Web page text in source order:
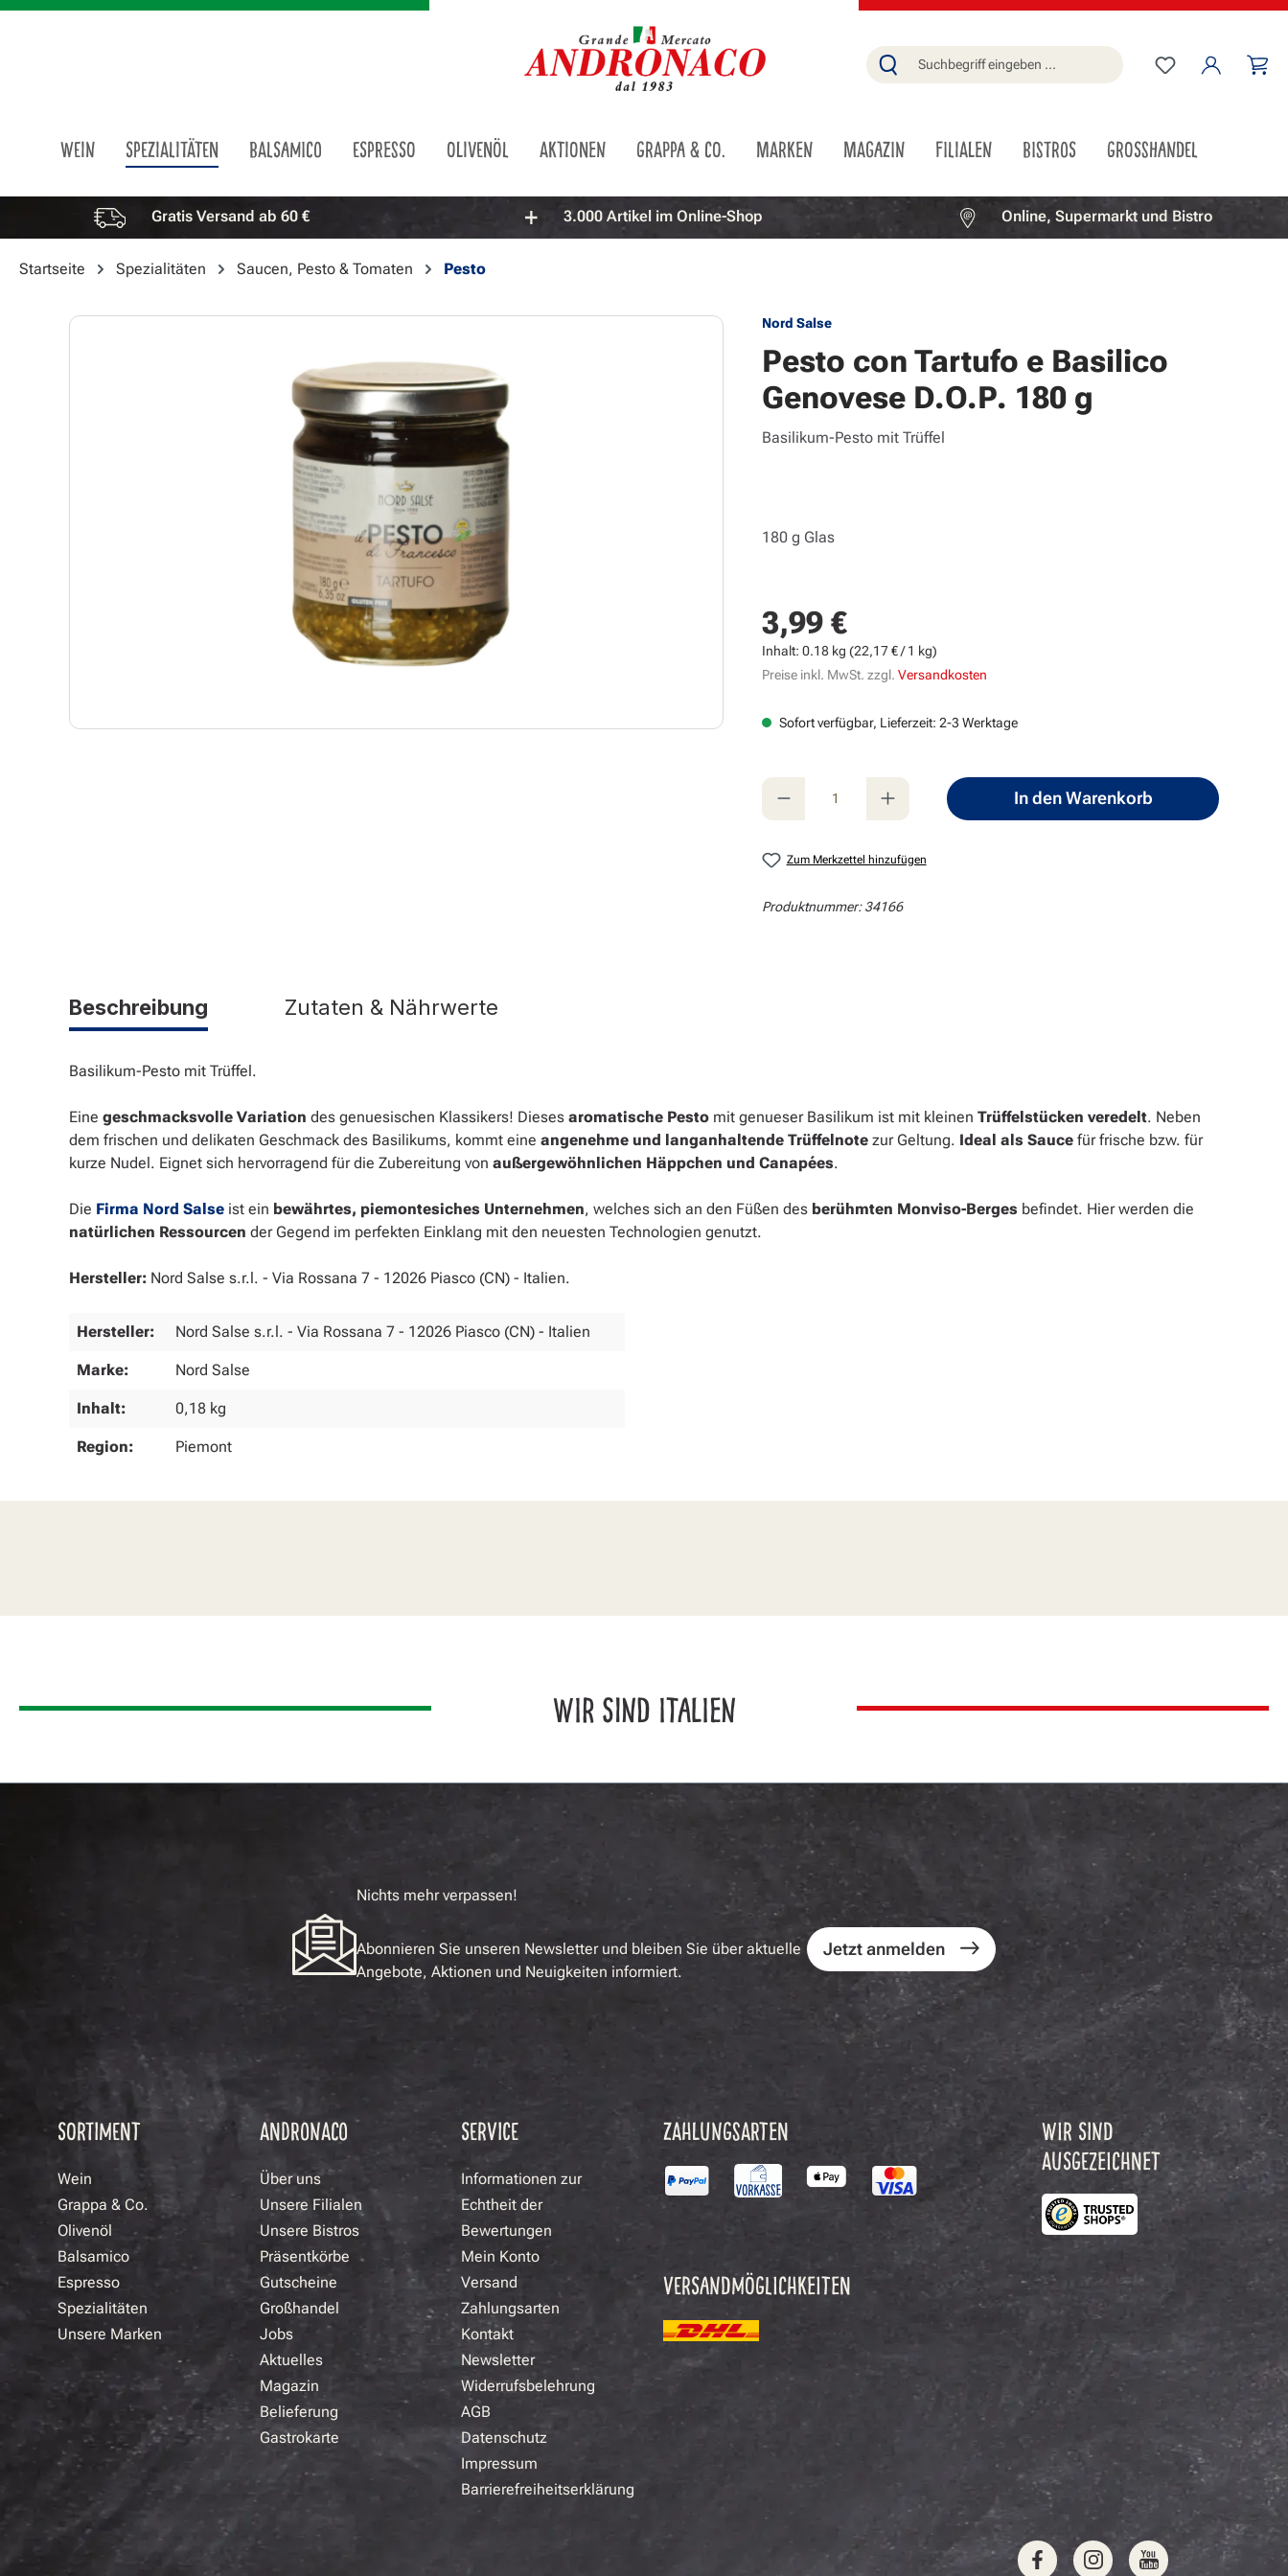
Du hast 0
WEIN SPEZIALITÄTEN BALSAMICO ESPRESSO OLIVENÖL AKTIONEN GRAPPA & CO. MARKEN MAGAZIN FILIALEN BISTROS GROSSHANDEL
Vorteile überspringen Gratis Versand ab 60 € 3.000 Artikel im Online-Shop Online, Supermarkt und Bistro
Startseite Spezialitäten Saucen, Pesto & Tomaten Pesto
Bildergalerie überspringen Nord Salse
Pesto con Tartufo e Basilico
Genovese D.O.P. 180 g
Basilikum-Pesto mit Trüffel
180 g Glas
Regulärer Preis:
3,99 €
Inhalt:0.18 kg(22,17 € / 1 kg)
Preise inkl. MwSt. zzgl.Versandkosten
Sofort verfügbar, Lieferzeit: 2-3 Werktage
Produkt Anzahl: Gib den gewünschten Wert ein
In den Warenkorb
Zum Merkzettel hinzufügen
Produktnummer:34166
Beschreibung Zutaten & Nährwerte
Basilikum-Pesto mit Trüffel.
Eine geschmacksvolle Variation des genuesischen Klassikers! Dieses aromatische Pesto mit genueser Basilikum ist mit kleinen Trüffelstücken veredelt. Neben
dem frischen und delikaten Geschmack des Basilikums, kommt eine angenehme und langanhaltende Trüffelnote zur Geltung. Ideal als Sauce für frische bzw. für
kurze Nudel. Eignet sich hervorragend für die Zubereitung von außergewöhnlichen Häppchen und Canapées.
Die Firma Nord Salse ist ein bewährtes, piemontesiches Unternehmen, welches sich an den Füßen des berühmten Monviso-Berges befindet. Hier werden die
natürlichen Ressourcen der Gegend im perfekten Einklang mit den neuesten Technologien genutzt.
Hersteller: Nord Salse s.r.l. - Via Rossana 7 - 12026 Piasco (CN) - Italien.
Hersteller: Nord Salse s.r.l. - Via Rossana 7 - 12026 Piasco (CN) - Italien
Marke: Nord Salse
Inhalt: 0,18 kg
Region: Piemont
WIR SIND ITALIEN
Nichts mehr verpassen!
Abonnieren Sie unseren Newsletter und bleiben Sie über aktuelle
Angebote, Aktionen und Neuigkeiten informiert.
Jetzt anmelden
SORTIMENT
Wein
Grappa & Co.
Olivenöl
Balsamico
Espresso
Spezialitäten
Unsere Marken
ANDRONACO
Über uns
Unsere Filialen
Unsere Bistros
Präsentkörbe
Gutscheine
Großhandel
Jobs
Aktuelles
Magazin
Belieferung
Gastrokarte
SERVICE
Informationen zur
Echtheit der
Bewertungen
Mein Konto
Versand
Zahlungsarten
Kontakt
Newsletter
Widerrufsbelehrung
AGB
Datenschutz
Impressum
Barrierefreiheitserklärung
ZAHLUNGSARTEN
VERSANDMÖGLICHKEITEN
WIR SIND
AUSGEZEICHNET